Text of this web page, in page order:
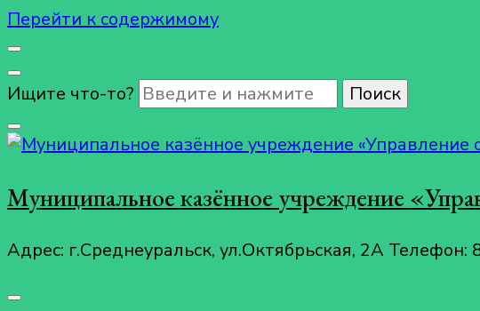
Перейти к содержимому
Ищите что-то?
Муниципальное казённое учреждение
Адрес: г.Среднеуральск, ул.Октябрьская, 2А